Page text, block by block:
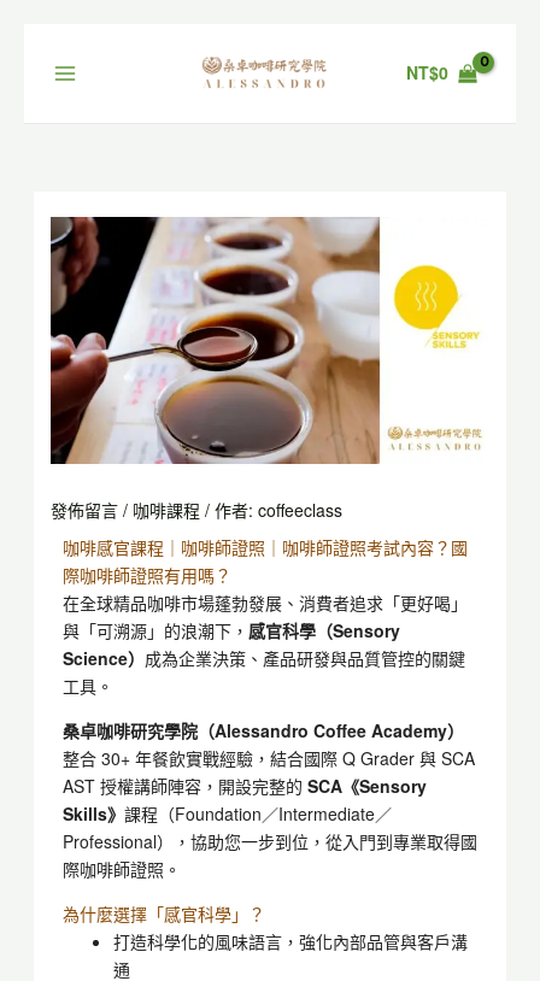
NT$0
發佈留言 / 咖啡課程 / 作者: coffeeclass
咖啡感官課程｜咖啡師證照｜咖啡師證照考試內容？國
際咖啡師證照有用嗎？
在全球精品咖啡市場蓬勃發展、消費者追求「更好喝」
與「可溯源」的浪潮下， 感官科學（Sensory
Science） 成為企業決策、產品研發與品質管控的關鍵
工具。
桑卓咖啡研究學院（Alessandro Coffee Academy）
整合 30+ 年餐飲實戰經驗，結合國際 Q Grader 與 SCA
AST 授權講師陣容，開設完整的 SCA《Sensory
Skills》 課程（Foundation／Intermediate／
Professional），協助您一步到位，從入門到專業取得國
際咖啡師證照。
為什麼選擇「感官科學」？
打造科學化的風味語言，強化內部品管與客戶溝
通